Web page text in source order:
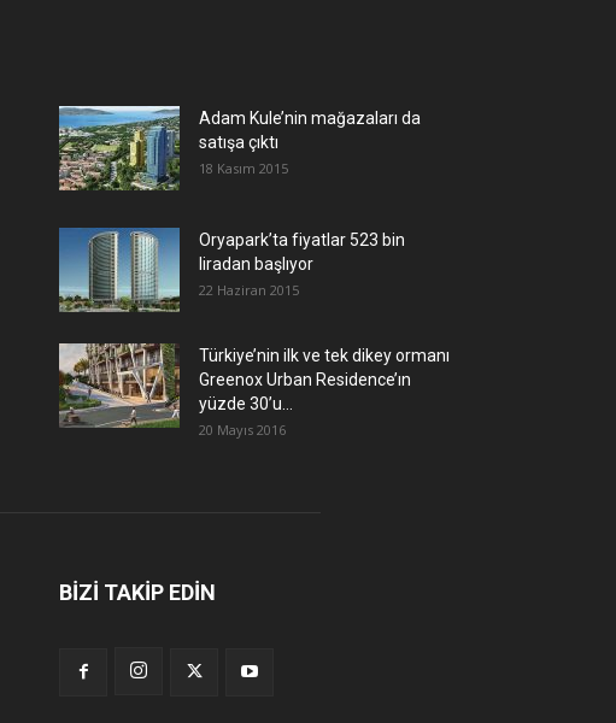
Adam Kule’nin mağazaları da
satışa çıktı
18 Kasım 2015
Oryapark’ta fiyatlar 523 bin
liradan başlıyor
22 Haziran 2015
Türkiye’nin ilk ve tek dikey ormanı
Greenox Urban Residence’ın
yüzde 30’u...
20 Mayıs 2016
BİZİ TAKİP EDİN